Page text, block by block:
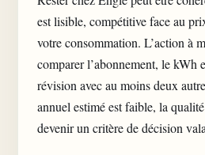
est lisible, compétitive face au
votre consommation. L’action à
comparer l’abonnement, le kWh
révision avec au moins deux
annuel estimé est faible, la
devenir un critère de décision